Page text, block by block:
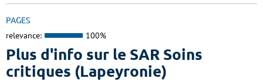
PAGES
relevance: 100%
Plus d'info sur le SAR Soins
critiques (Lapeyronie)